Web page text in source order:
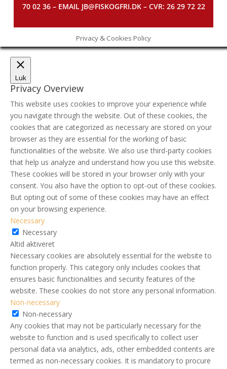
70 02 36 – EMAIL JB@FISKOGFRI.DK – CVR: 26 29 72 22
Privacy & Cookies Policy
Luk
Privacy Overview
This website uses cookies to improve your experience while
you navigate through the website. Out of these cookies, the
cookies that are categorized as necessary are stored on your
browser as they are essential for the working of basic
functionalities of the website. We also use third-party cookies
that help us analyze and understand how you use this website.
These cookies will be stored in your browser only with your
consent. You also have the option to opt-out of these cookies.
But opting out of some of these cookies may have an effect
on your browsing experience.
Necessary
Necessary
Altid aktiveret
Necessary cookies are absolutely essential for the website to
function properly. This category only includes cookies that
ensures basic functionalities and security features of the
website. These cookies do not store any personal information.
Non-necessary
Non-necessary
Any cookies that may not be particularly necessary for the
website to function and is used specifically to collect user
personal data via analytics, ads, other embedded contents are
termed as non-necessary cookies. It is mandatory to procure